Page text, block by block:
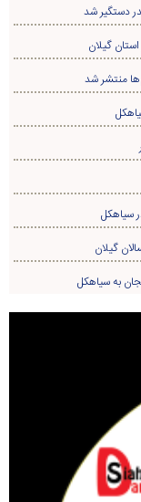
گیلان
منتشر شد
گیلان
به سیاهکل